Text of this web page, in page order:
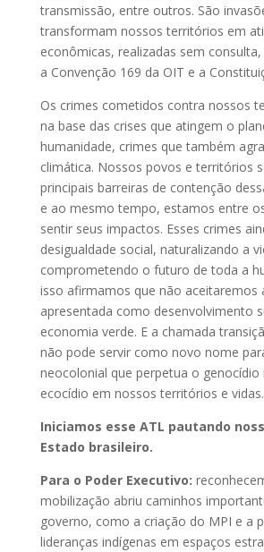
transmissão, entre outros. São
transformam nossos territórios em
econômicas, realizadas sem
a Convenção 169 da OIT e a
Os crimes cometidos contra nossos
na base das crises que atingem o
humanidade, crimes que também
climática. Nossos povos e territórios
principais barreiras de contenção
e ao mesmo tempo, estamos entre
sentir seus impactos. Esses crimes
desigualdade social, naturalizando a
comprometendo o futuro de toda a
isso afirmamos que não aceitaremos
apresentada como desenvolvimento
economia verde. E a chamada
não pode servir como novo nome
neocolonial que perpetua o genocídio
ecocídio em nossos territórios e vidas.
Iniciamos esse ATL pautando
Estado brasileiro.
Para o Poder Executivo:
mobilização abriu caminhos
governo, como a criação do MPI e a
lideranças indígenas em espaços